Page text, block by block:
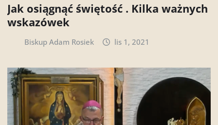
Jak osiągnąć świętość . Kilka ważnych
wskazówek
Biskup Adam Rosiek lis 1, 2021